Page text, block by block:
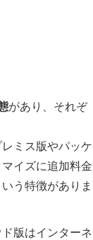
があり、それぞ
ミス版やパッケ
イズに追加料金
う特徴がありま
版はインターネ